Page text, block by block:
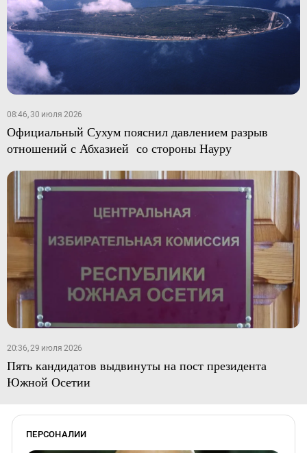
08:46, 30 июля 2026
Официальный Сухум пояснил давлением разрыв
отношений с Абхазией со стороны Науру
20:36, 29 июля 2026
Пять кандидатов выдвинуты на пост президента
Южной Осетии
ПЕРСОНАЛИИ